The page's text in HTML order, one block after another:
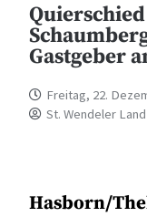
Gastgeber
Freitag, 22.
St. Wendeler
Hasborn/